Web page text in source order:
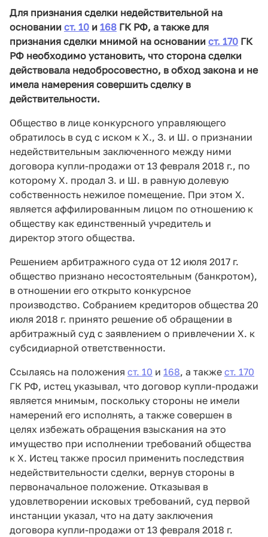
Для признания сделки недействительной на
основании ст. 10 и 168 ГК РФ, а также для
признания сделки мнимой на основании ст. 170 ГК
РФ необходимо установить, что сторона сделки
действовала недобросовестно, в обход закона и не
имела намерения совершить сделку в
действительности.
Общество в лице конкурсного управляющего
обратилось в суд с иском к Х., З. и Ш. о признании
недействительным заключенного между ними
договора купли-продажи от 13 февраля 2018 г., по
которому Х. продал З. и Ш. в равную долевую
собственность нежилое помещение. При этом Х.
является аффилированным лицом по отношению к
обществу как единственный учредитель и
директор этого общества.
Решением арбитражного суда от 12 июля 2017 г.
общество признано несостоятельным (банкротом),
в отношении его открыто конкурсное
производство. Собранием кредиторов общества 20
июля 2018 г. принято решение об обращении в
арбитражный суд с заявлением о привлечении Х. к
субсидиарной ответственности.
Ссылаясь на положения ст. 10 и 168, а также ст. 170
ГК РФ, истец указывал, что договор купли-продажи
является мнимым, поскольку стороны не имели
намерений его исполнять, а также совершен в
целях избежать обращения взыскания на это
имущество при исполнении требований общества
к Х. Истец также просил применить последствия
недействительности сделки, вернув стороны в
первоначальное положение. Отказывая в
удовлетворении исковых требований, суд первой
инстанции указал, что на дату заключения
договора купли-продажи от 13 февраля 2018 г.